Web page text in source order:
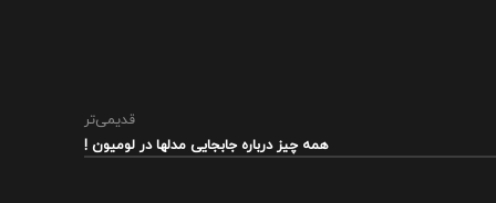
قدیمی‌تر
همه چیز درباره جابجایی مدلها در لومیون !